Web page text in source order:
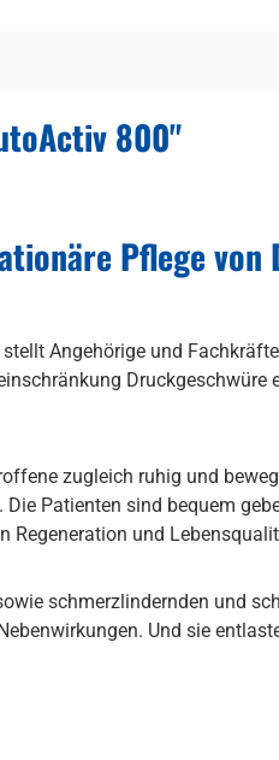
800"
Pflege
Angehörige und
zugleich ruhig und
Patienten sind bequem
Regeneration und
schmerzlindernden und
Und sie